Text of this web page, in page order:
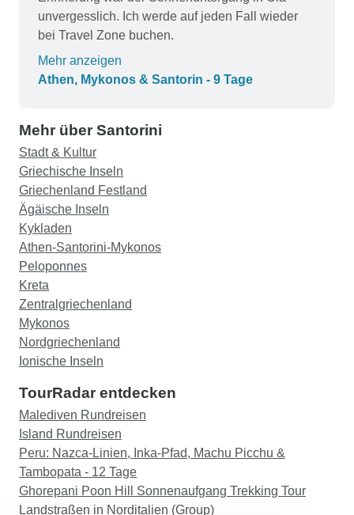
unvergesslich. Ich werde auf jeden Fall wieder
bei Travel Zone buchen.
Mehr anzeigen
Athen, Mykonos & Santorin - 9 Tage
Mehr über Santorini
Stadt & Kultur
Griechische Inseln
Griechenland Festland
Ägäische Inseln
Kykladen
Athen-Santorini-Mykonos
Peloponnes
Kreta
Zentralgriechenland
Mykonos
Nordgriechenland
Ionische Inseln
TourRadar entdecken
Malediven Rundreisen
Island Rundreisen
Peru: Nazca-Linien, Inka-Pfad, Machu Picchu &
Tambopata - 12 Tage
Ghorepani Poon Hill Sonnenaufgang Trekking Tour
Landstraßen in Norditalien (Group)